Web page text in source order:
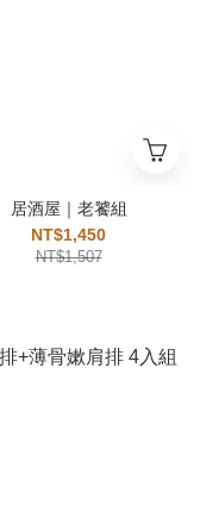
居酒屋｜老饕組
NT$1,450
NT$1,507